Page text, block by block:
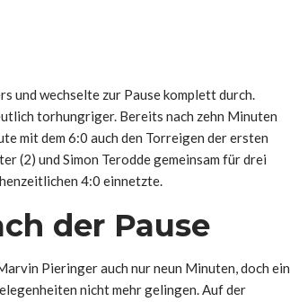
und wechselte zur Pause komplett durch.
torhungriger. Bereits nach zehn Minuten
mit dem 6:0 auch den Torreigen der ersten
(2) und Simon Terodde gemeinsam für drei
4:0 einnetzte.
der Pause
Pieringer auch nur neun Minuten, doch ein
nicht mehr gelingen. Auf der